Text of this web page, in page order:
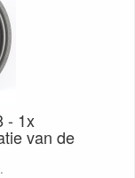
- 1x
van de